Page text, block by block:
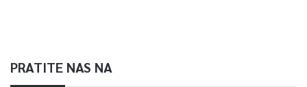
PRATITE NAS NA